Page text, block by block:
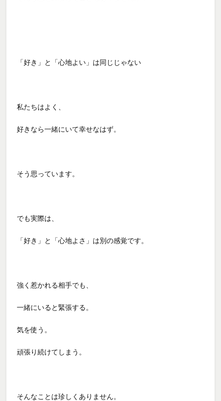
「好き」と「心地よい」は同じじゃない
私たちはよく、
好きなら一緒にいて幸せなはず。
そう思っています。
でも実際は、
「好き」と「心地よさ」は別の感覚です。
強く惹かれる相手でも、
一緒にいると緊張する。
気を使う。
頑張り続けてしまう。
そんなことは珍しくありません。